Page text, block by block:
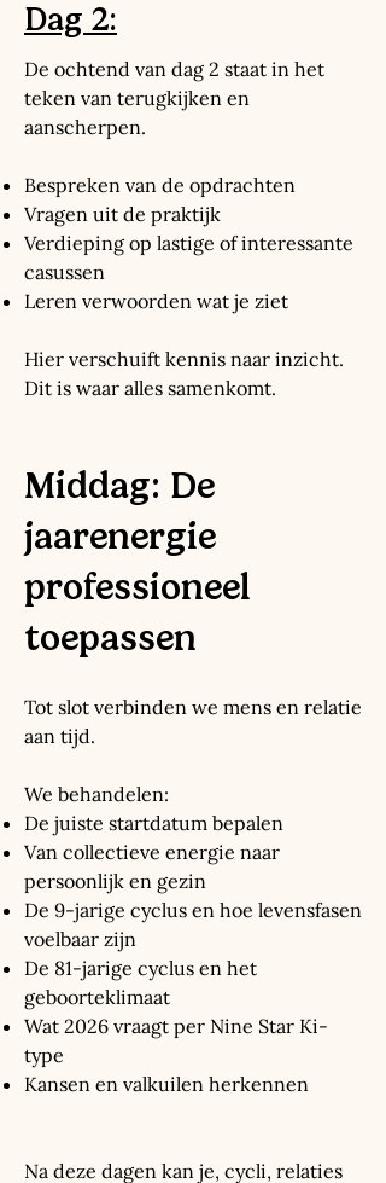
Dag 2:
De ochtend van dag 2 staat in het
teken van terugkijken en
aanscherpen.
Bespreken van de opdrachten
Vragen uit de praktijk
Verdieping op lastige of interessante
casussen
Leren verwoorden wat je ziet
Hier verschuift kennis naar inzicht.
Dit is waar alles samenkomt.
Middag: De
jaarenergie
professioneel
toepassen
Tot slot verbinden we mens en relatie
aan tijd.
We behandelen:
De juiste startdatum bepalen
Van collectieve energie naar
persoonlijk en gezin
De 9-jarige cyclus en hoe levensfasen
voelbaar zijn
De 81-jarige cyclus en het
geboorteklimaat
Wat 2026 vraagt per Nine Star Ki-
type
Kansen en valkuilen herkennen
Na deze dagen kan je, cycli, relaties